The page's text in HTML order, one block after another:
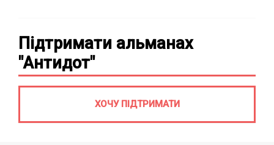
Підтримати альманах
"Антидот"
ХОЧУ ПІДТРИМАТИ